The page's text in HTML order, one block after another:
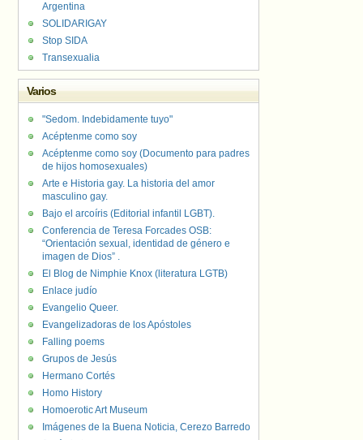
Argentina
SOLIDARIGAY
Stop SIDA
Transexualia
Varios
"Sedom. Indebidamente tuyo"
Acéptenme como soy
Acéptenme como soy (Documento para padres
de hijos homosexuales)
Arte e Historia gay. La historia del amor
masculino gay.
Bajo el arcoíris (Editorial infantil LGBT).
Conferencia de Teresa Forcades OSB:
“Orientación sexual, identidad de género e
imagen de Dios” .
El Blog de Nimphie Knox (literatura LGTB)
Enlace judío
Evangelio Queer.
Evangelizadoras de los Apóstoles
Falling poems
Grupos de Jesús
Hermano Cortés
Homo History
Homoerotic Art Museum
Imágenes de la Buena Noticia, Cerezo Barredo